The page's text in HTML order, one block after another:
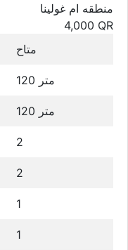
منطقه ام غولينا
4,000 QR
متاح
120 متر
120 متر
2
2
1
1